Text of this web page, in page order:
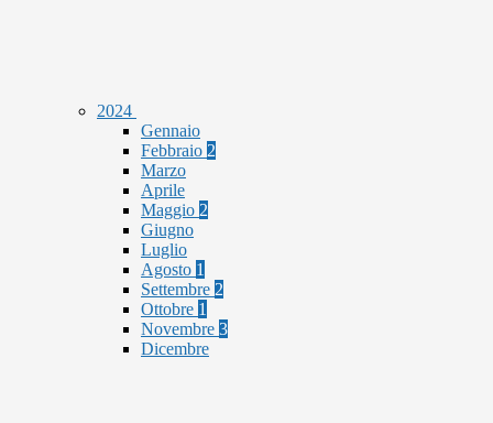
2024
Gennaio
Febbraio 2
Marzo
Aprile
Maggio 2
Giugno
Luglio
Agosto 1
Settembre 2
Ottobre 1
Novembre 3
Dicembre